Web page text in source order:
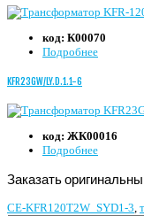
код: К00070
Подробнее
KFR23GW/LY.D.1.1-6
код: ЖК00016
Подробнее
Заказать
CE-KFR120T2W_SYD1-3,